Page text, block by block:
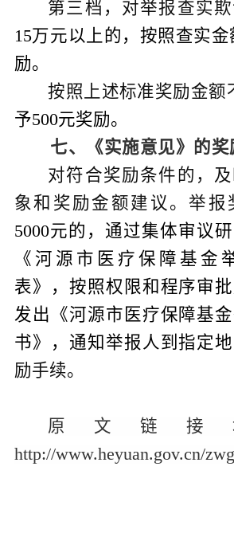
第三档，对举报查实
15万元以上的，按照查实金
励。
按照上述标准奖励金额
予500元奖励。
七、
《实施意见》的
对符合奖励条件的，
象和奖励金额建议。举报
5000元的，通过集体审议
《河源市医疗保障基金
表》，按照权限和程序审
发出《河源市医疗保障基
书》，通知举报人到指定
励手续。
原文链接
http://www.heyuan.gov.cn/